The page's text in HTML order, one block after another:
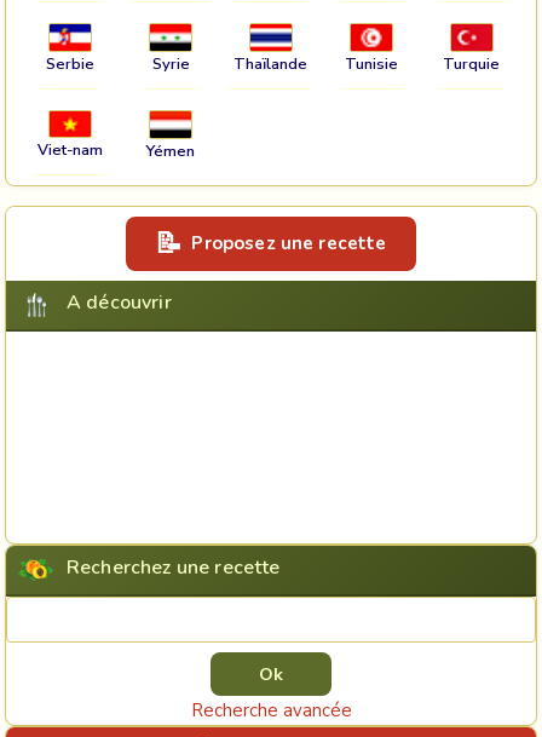
Serbie Syrie Thaïlande Tunisie Turquie
Viet-nam Yémen
Proposez une recette
A découvrir
Recherchez une recette
Recherche avancée